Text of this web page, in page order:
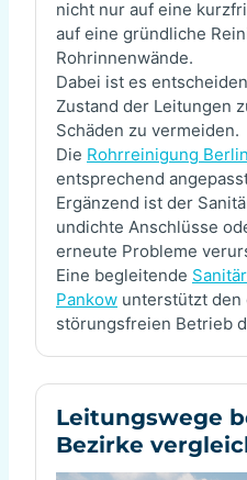
nicht nur auf eine
auf eine gründliche
Rohrinnenwände.
Dabei ist es
Zustand der Leitungen
Schäden zu vermeiden.
Die Rohrreinigung
entsprechend
Ergänzend ist der
undichte Anschlüsse
erneute Probleme
Eine begleitende
Pankow unterstützt den
störungsfreien Betrieb
Leitungswege
Bezirke